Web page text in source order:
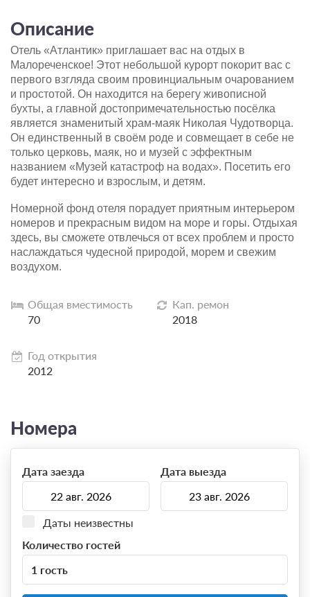
Описание
Отель «Атлантик» приглашает вас на отдых в
Малореченское! Этот небольшой курорт покорит вас с
первого взгляда своим провинциальным очарованием
и простотой. Он находится на берегу живописной
бухты, а главной достопримечательностью посёлка
является знаменитый храм-маяк Николая Чудотворца.
Он единственный в своём роде и совмещает в себе не
только церковь, маяк, но и музей с эффектным
названием «Музей катастроф на водах». Посетить его
будет интересно и взрослым, и детям.
Номерной фонд отеля порадует приятным интерьером
номеров и прекрасным видом на море и горы. Отдыхая
здесь, вы сможете отвлечься от всех проблем и просто
наслаждаться чудесной природой, морем и свежим
воздухом.
Общая вместимость
70
Кап. ремон
2018
Год открытия
2012
Номера
Дата заезда Дата выезда
Даты неизвестны
Количество гостей
1 гость